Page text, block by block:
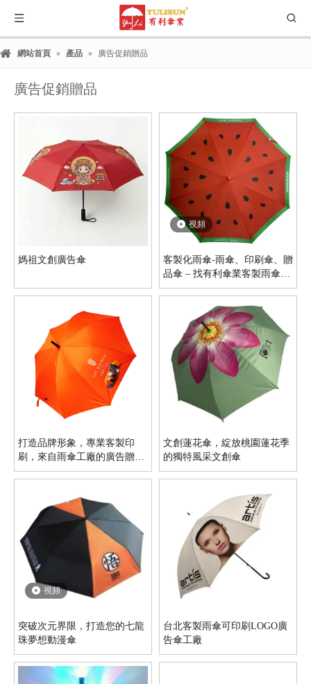
網站首頁 » 產品 » 廣告促銷贈品
廣告促銷贈品
媽祖文創廣告傘
視頻
客製化雨傘-雨傘、印刷傘、贈
品傘 – 找有利傘業客製雨傘就
對了
打造品牌形象，專業客製印
刷，來自雨傘工廠的廣告贈品
傘
文創蓮花傘，綻放桃園蓮花季
的獨特風采文創傘
視頻
突破次元界限，打造您的七龍
珠夢想動漫傘
台北客製雨傘可印刷LOGO廣
告傘工廠